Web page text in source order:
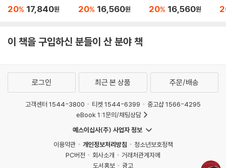
e
20% 17,840원 20% 16,560원 20% 16,560원
이 책을 구입하신 분들이 산 분야 책
로그인 최근 본 상품 주문/배송
고객센터 1544-3800 티켓 1544-6399
중고샵 1566-4295
eBook 1:1문의/채팅상담
예스이십사(주) 사업자 정보
이용약관
개인정보처리방침
청소년보호정책
PC버전
회사소개
거래처관계자께
도서홍보
광고